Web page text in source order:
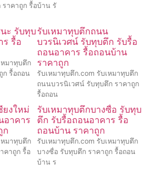
าคาถูก รื้อบ้าน รั
ะ รับทุบ
ร รื้อ
หมาทุบตึก
ก รื้อถอน
รับเหมาทุบตึกถนน
บวรนิเวศน์ รับทุบตึก รับรื้อ
ถอนอาคาร รื้อถอนบ้าน
ราคาถูก
รับเหมาทุบตึก.com รับเหมาทุบตึก
ถนนบวรนิเวศน์ รับทุบตึก ราคาถูก
รื้อถอน
ยงใหม่
อาคาร
ก
หมาทุบตึก
คาถูก รื้อ
รับเหมาทุบตึกบางซื่อ รับทุบ
ตึก รับรื้อถอนอาคาร รื้อ
ถอนบ้าน ราคาถูก
รับเหมาทุบตึก.com รับเหมาทุบตึก
บางซื่อ รับทุบตึก ราคาถูก รื้อถอน
บ้าน ร